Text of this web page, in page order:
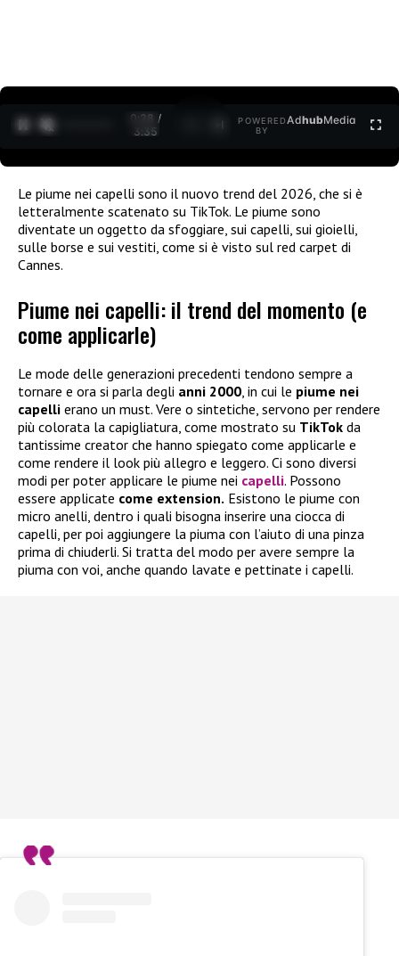
0:30 /
3:35
POWERED
BY
AdhubMedia
Le piume nei capelli sono il nuovo trend del 2026, che si è
letteralmente scatenato su TikTok. Le piume sono
diventate un oggetto da sfoggiare, sui capelli, sui gioielli,
sulle borse e sui vestiti, come si è visto sul red carpet di
Cannes.
Piume nei capelli: il trend del momento (e
come applicarle)
Le mode delle generazioni precedenti tendono sempre a
tornare e ora si parla degli anni 2000, in cui le piume nei
capelli erano un must. Vere o sintetiche, servono per rendere
più colorata la capigliatura, come mostrato su TikTok da
tantissime creator che hanno spiegato come applicarle e
come rendere il look più allegro e leggero. Ci sono diversi
modi per poter applicare le piume nei capelli. Possono
essere applicate come extension. Esistono le piume con
micro anelli, dentro i quali bisogna inserire una ciocca di
capelli, per poi aggiungere la piuma con l’aiuto di una pinza
prima di chiuderli. Si tratta del modo per avere sempre la
piuma con voi, anche quando lavate e pettinate i capelli.